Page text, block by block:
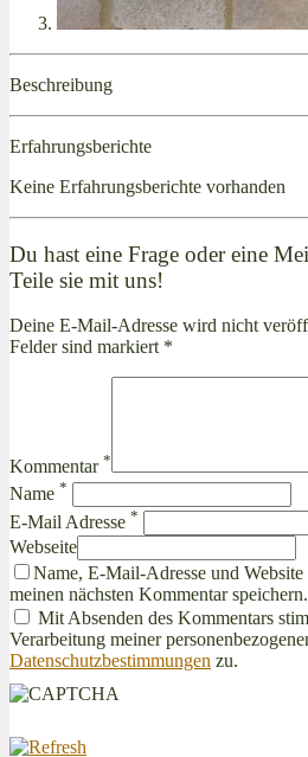
Beschreibung
Erfahrungsberichte
Keine Erfahrungsberichte vorhanden
Du hast eine Frage oder eine
Teile sie mit uns!
Deine E-Mail-Adresse wird nicht
Felder sind markiert *
Kommentar *
Name *
E-Mail Adresse *
Webseite
Name, E-Mail-Adresse und
meinen nächsten Kommentar speichern.
Mit Absenden des Kommentars
Verarbeitung meiner
Datenschutzbestimmungen zu.